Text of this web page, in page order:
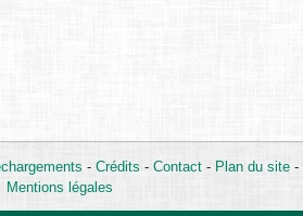
- Crédits - Contact- Plan du site-
Mentions légales